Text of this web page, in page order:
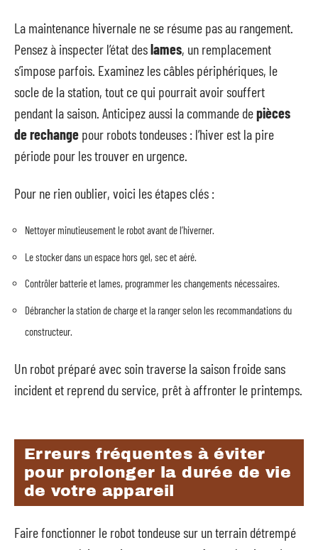
La maintenance hivernale ne se résume pas au rangement.
Pensez à inspecter l’état deslames, un remplacement
s’impose parfois. Examinez les câbles périphériques, le
socle de la station, tout ce qui pourrait avoir souffert
pendant la saison. Anticipez aussi la commande depièces
de rechange pour robots tondeuses : l’hiver est la pire
période pour les trouver en urgence.
Pour ne rien oublier, voici les étapes clés :
Nettoyer minutieusement le robot avant de l’hiverner.
Le stocker dans un espace hors gel, sec et aéré.
Contrôler batterie et lames, programmer les changements nécessaires.
Débrancher la station de charge et la ranger selon les recommandations du
constructeur.
Un robot préparé avec soin traverse la saison froide sans
incident et reprend du service, prêt à affronter le printemps.
Erreurs fréquentes à éviter
pour prolonger la durée de vie
de votre appareil
Faire fonctionner le robot tondeuse sur un terrain détrempé